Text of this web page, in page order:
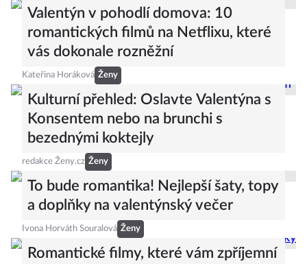
Valentýn v pohodlí domova: 10
romantických filmů na Netflixu, které
vás dokonale rozněžní
Kateřina Horáková Ženy
Kulturní přehled: Oslavte Valentýna s
Konsentem nebo na brunchi s
bezednými koktejly
redakce Ženy.cz Ženy
To bude romantika! Nejlepší šaty, topy
a doplňky na valentýnský večer
Ivona Horváth Souralová Ženy
Romantické filmy, které vám zpříjemní